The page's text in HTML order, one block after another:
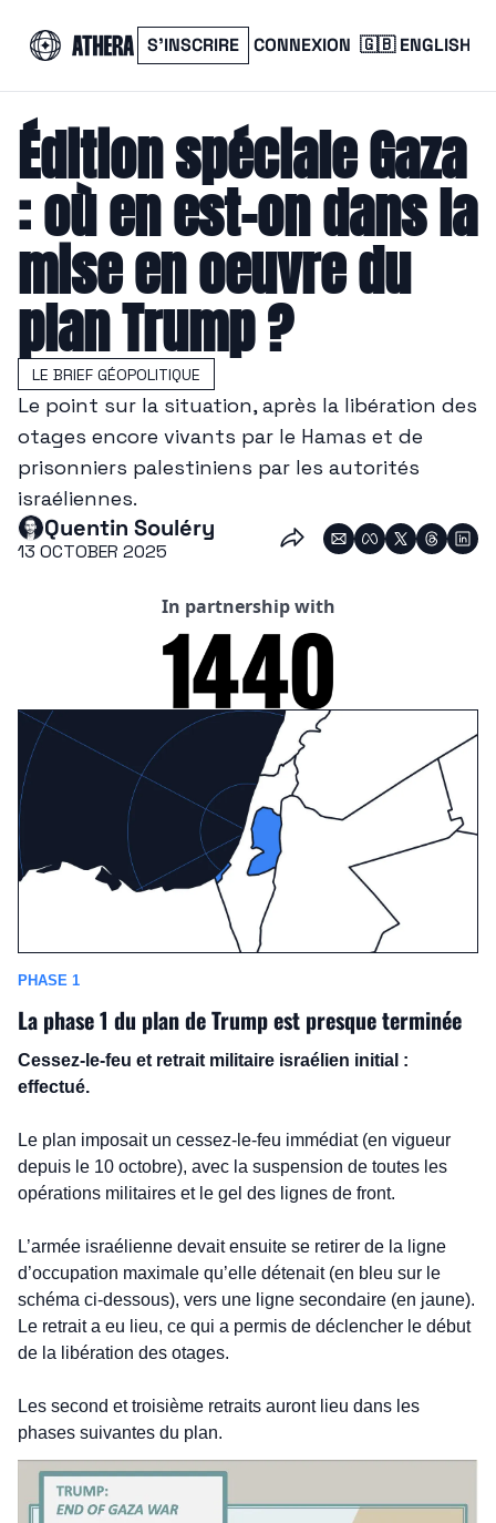
S’INSCRIRE CONNEXION 🇬🇧 ENGLISH
Édition spéciale Gaza
: où en est-on dans la
mise en oeuvre du
plan Trump ?
LE BRIEF GÉOPOLITIQUE
Le point sur la situation, après la libération des
otages encore vivants par le Hamas et de
prisonniers palestiniens par les autorités
israéliennes.
Quentin Souléry
13 OCTOBER 2025
In partnership with
PHASE 1
La phase 1 du plan de Trump est presque terminée
Cessez-le-feu et retrait militaire israélien initial :
effectué.
Le plan imposait un cessez-le-feu immédiat (en vigueur
depuis le 10 octobre), avec la suspension de toutes les
opérations militaires et le gel des lignes de front.
L’armée israélienne devait ensuite se retirer de la ligne
d’occupation maximale qu’elle détenait (en bleu sur le
schéma ci-dessous), vers une ligne secondaire (en jaune).
Le retrait a eu lieu, ce qui a permis de déclencher le début
de la libération des otages.
Les second et troisième retraits auront lieu dans les
phases suivantes du plan.